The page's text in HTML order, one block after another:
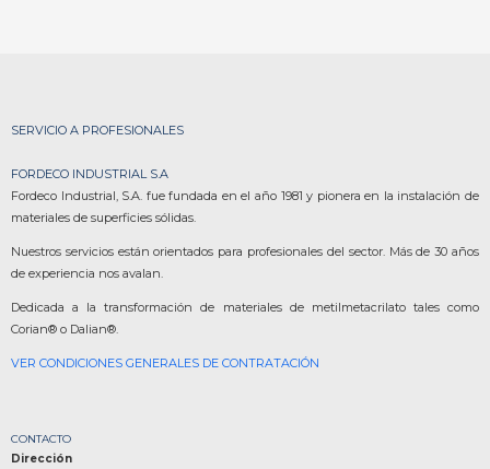
SERVICIO A PROFESIONALES
FORDECO INDUSTRIAL S.A
Fordeco Industrial, S.A. fue fundada en el año 1981 y pionera en la instalación de
materiales de superficies sólidas.
Nuestros servicios están orientados para profesionales del sector. Más de 30 años
de experiencia nos avalan.
Dedicada a la transformación de materiales de metilmetacrilato tales como
Corian® o Dalian®.
VER CONDICIONES GENERALES DE CONTRATACIÓN
CONTACTO
Dirección